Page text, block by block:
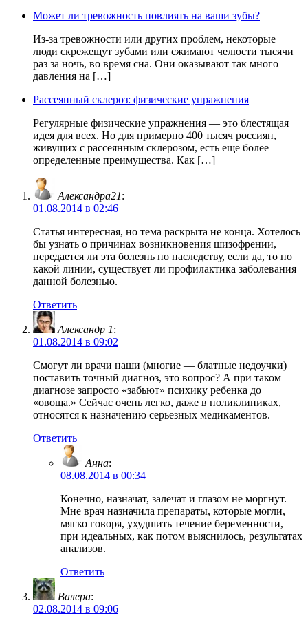
Может ли тревожность повлиять на ваши зубы?
Из-за тревожности или других проблем, некоторые
люди скрежещут зубами или сжимают челюсти тысячи
раз за ночь, во время сна. Они оказывают так много
давления на […]
Рассеянный склероз: физические упражнения
Регулярные физические упражнения — это блестящая
идея для всех. Но для примерно 400 тысяч россиян,
живущих с рассеянным склерозом, есть еще более
определенные преимущества. Как […]
Александра21:
01.08.2014 в 02:46
Статья интересная, но тема раскрыта не конца. Хотелось
бы узнать о причинах возникновения шизофрении,
передается ли эта болезнь по наследству, если да, то по
какой линии, существует ли профилактика заболевания
данной болезнью.
Ответить
Александр 1:
01.08.2014 в 09:02
Смогут ли врачи наши (многие — блатные недоучки)
поставить точный диагноз, это вопрос? А при таком
диагнозе запросто «забьют» психику ребенка до
«овоща.» Сейчас очень легко, даже в поликлиниках,
относятся к назначению серьезных медикаментов.
Ответить
Анна:
08.08.2014 в 00:34
Конечно, назначат, залечат и глазом не моргнут.
Мне врач назначила препараты, которые могли,
мягко говоря, ухудшить течение беременности,
при идеальных, как потом выяснилось, результатах
анализов.
Ответить
Валера:
02.08.2014 в 09:06